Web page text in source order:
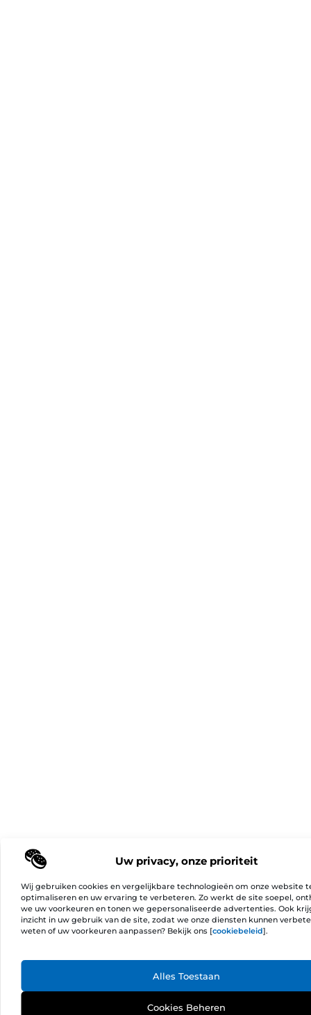
Uw privacy, onze prioriteit
Wij gebruiken cookies en vergelijkbare technologieën om onze website
optimaliseren en uw ervaring te verbeteren. Zo werkt de site soepel,
we uw voorkeuren en tonen we gepersonaliseerde advertenties. Ook
inzicht in uw gebruik van de site, zodat we onze diensten kunnen
weten of uw voorkeuren aanpassen? Bekijk ons [cookiebeleid].
Alles Toestaan
Cookies Beheren